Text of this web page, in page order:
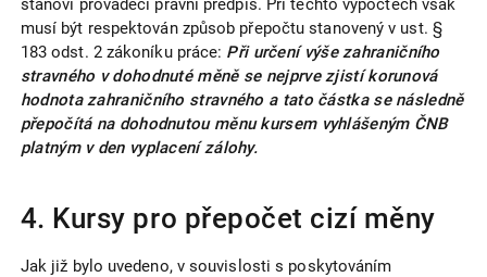
stanoví prováděcí právní předpis. Při těchto výpočtech však
musí být respektován způsob přepočtu stanovený v ust. §
183 odst. 2 zákoníku práce: Při určení výše zahraničního
stravného v dohodnuté měně se nejprve zjistí korunová
hodnota zahraničního stravného a tato částka se následně
přepočítá na dohodnutou měnu kursem vyhlášeným ČNB
platným v den vyplacení zálohy.
4. Kursy pro přepočet cizí měny
Jak již bylo uvedeno, v souvislosti s poskytováním